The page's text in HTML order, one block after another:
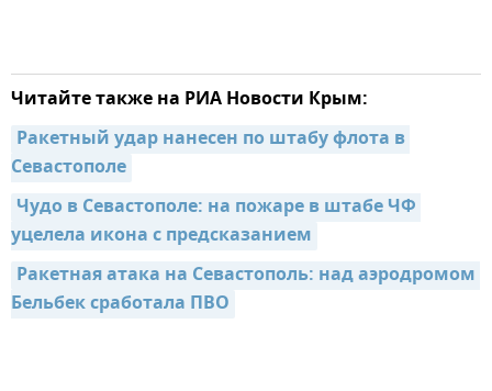
Читайте также на РИА Новости Крым:
Ракетный удар нанесен по штабу флота в
Севастополе
Чудо в Севастополе: на пожаре в штабе ЧФ
уцелела икона с предсказанием
Ракетная атака на Севастополь: над аэродромом
Бельбек сработала ПВО